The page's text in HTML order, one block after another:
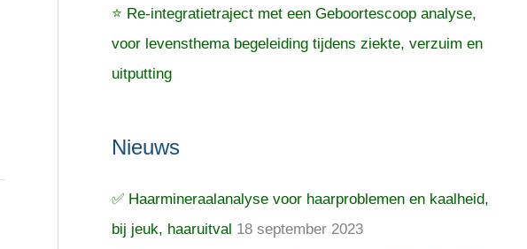
⭐ Re-integratietraject met een Geboortescoop analyse,
voor levensthema begeleiding tijdens ziekte, verzuim en
uitputting
Nieuws
✅ Haarmineraalanalyse voor haarproblemen en kaalheid,
bij jeuk, haaruitval 18 september 2023